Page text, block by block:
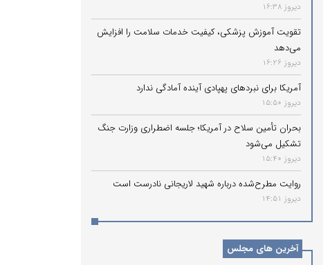
دیروز 16:38
تقویت آموزش پزشکی، کیفیت خدمات سلامت را افزایش
می‌دهد
دیروز 16:26
آمریکا برای نبردهای پهپادی آینده آمادگی ندارد
دیروز 15:50
بحران تأمین سلاح در آمریکا؛ جلسه اضطراری وزارت جنگ
تشکیل می‌شود
دیروز 15:40
روایت مطرح‌شده درباره شهید لاریجانی نادرست است
دیروز 14:51
آخرین های مجلس